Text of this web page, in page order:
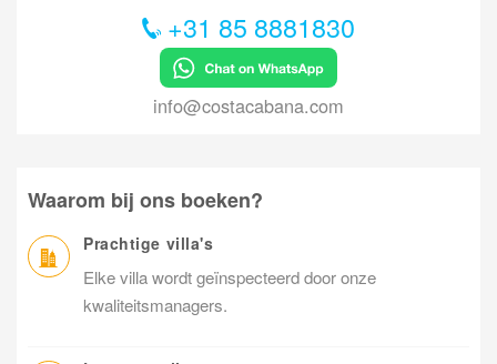
+31 85 8881830
info@costacabana.com
Waarom bij ons boeken?
Prachtige villa's
Elke villa wordt geïnspecteerd door onze
kwaliteitsmanagers.